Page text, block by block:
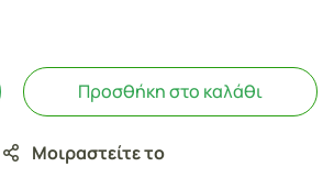
Προσθήκη στο καλάθι
Μοιραστείτε το